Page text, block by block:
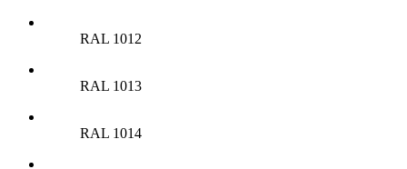
RAL 1012
RAL 1013
RAL 1014